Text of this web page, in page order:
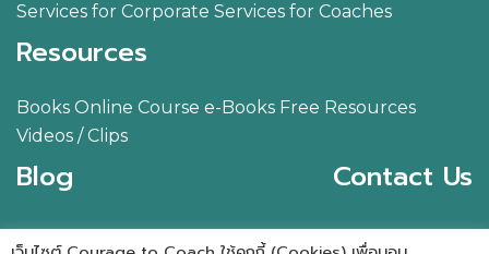
Services for Corporate Services for Coaches
Resources
Books Online Course e-Books Free Resources
Videos / Clips
Blog Contact Us